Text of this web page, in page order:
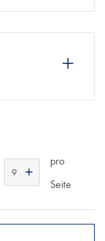
9
pro
Seite